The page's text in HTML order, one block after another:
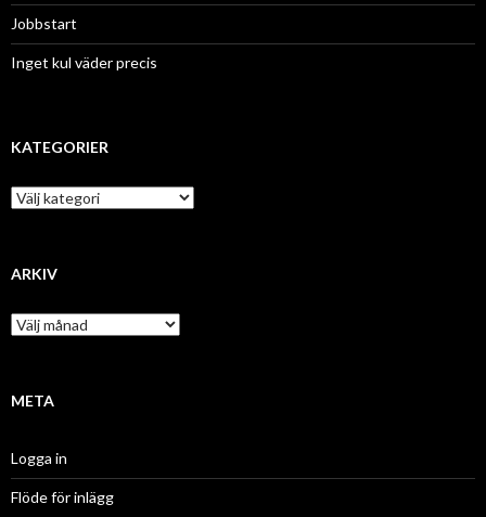
Jobbstart
Inget kul väder precis
KATEGORIER
K
a
g
r
i
ARKIV
A
r
v
META
Logga in
Flöde för inlägg